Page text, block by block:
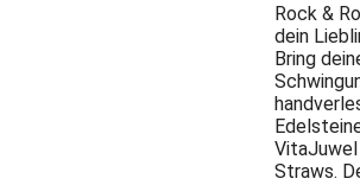
Rock &
dein
Bring
Straws.